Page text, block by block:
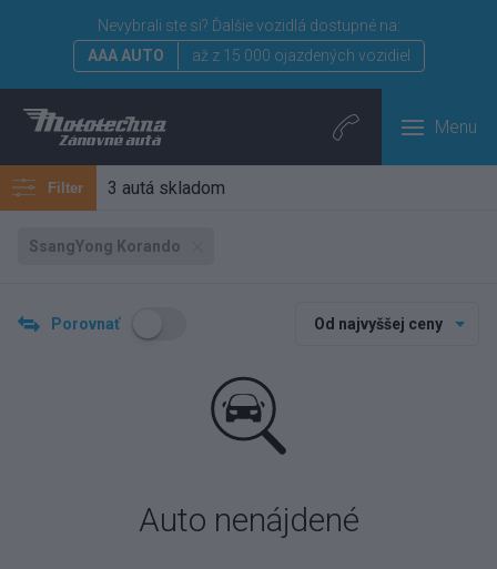
Nevybrali ste si? Ďalšie vozidlá dostupné na:
AAA AUTO
až z 15 000 ojazdených vozidiel
Menu
Filter 3 autá skladom
SsangYong Korando
Porovnať Od najvyššej ceny
Auto nenájdené